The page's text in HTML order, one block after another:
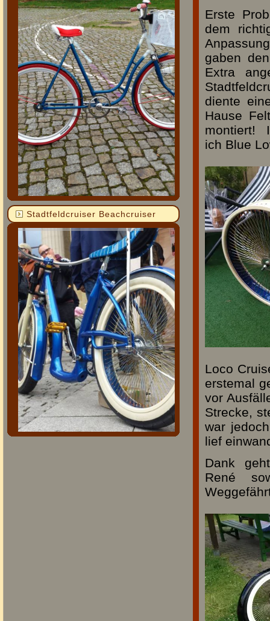
Stadtfeldcruiser Beachcruiser
Erste
dem
gaben
Extra
diente
Hause
montiert!
ich Blue
Loco
erstemal
vor
Strecke,
war
lief
Dank
René